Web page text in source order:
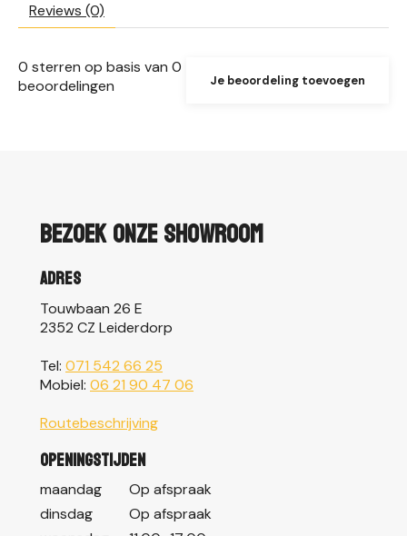
Reviews (0)
0 sterren op basis van 0
beoordelingen
Je beoordeling toevoegen
Bezoek onze showroom
Adres
Touwbaan 26 E
2352 CZ Leiderdorp
Tel: 071 542 66 25
Mobiel: 06 21 90 47 06
Routebeschrijving
Openingstijden
maandag
Op afspraak
dinsdag
Op afspraak